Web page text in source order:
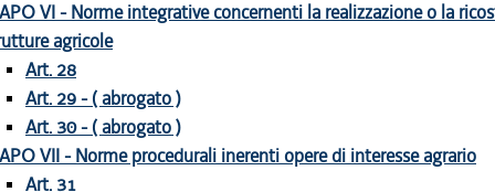
VI - Norme integrative concernenti la realizzazione o la
agricole
Art. 28
Art. 29 - ( abrogato )
Art. 30 - ( abrogato )
VII - Norme procedurali inerenti opere di interesse agrario
Art. 31